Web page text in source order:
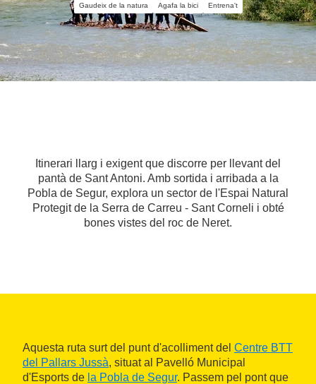
Gaudeix de la natura Agafa la bici Entrena't
Itinerari llarg i exigent que discorre per llevant del
pantà de Sant Antoni. Amb sortida i arribada a la
Pobla de Segur, explora un sector de l'Espai Natural
Protegit de la Serra de Carreu - Sant Corneli i obté
bones vistes del roc de Neret.
Aquesta ruta surt del punt d'acolliment del Centre BTT
del Pallars Jussà, situat al Pavelló Municipal
d'Esports de la Pobla de Segur. Passem pel pont que